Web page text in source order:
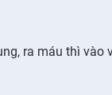
ra máu thì vào